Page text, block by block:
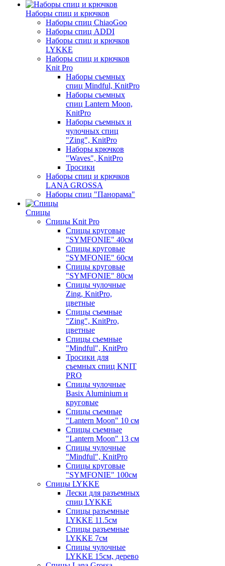
Наборы спиц и крючков
Наборы спиц ChiaoGoo
Наборы спиц ADDI
Наборы спиц и крючков
LYKKE
Наборы спиц и крючков
Knit Pro
Наборы съемных
спиц Mindful, KnitPro
Наборы съемных
спиц Lantern Moon,
KnitPro
Наборы съемных и
чулочных спиц
"Zing", KnitPro
Наборы крючков
"Waves", KnitPro
Тросики
Наборы спиц и крючков
LANA GROSSA
Наборы спиц "Панорама"
Спицы
Спицы Knit Pro
Спицы круговые
"SYMFONIE" 40см
Спицы круговые
"SYMFONIE" 60см
Спицы круговые
"SYMFONIE" 80см
Спицы чулочные
Zing, KnitPro,
цветные
Спицы съемные
"Zing", KnitPro,
цветные
Спицы съемные
"Mindful", KnitPro
Тросики для
съемных спиц KNIT
PRO
Спицы чулочные
Basix Aluminium и
круговые
Спицы съемные
"Lantern Moon" 10 см
Спицы съемные
"Lantern Moon" 13 см
Спицы чулочные
"Mindful", KnitPro
Спицы круговые
"SYMFONIE" 100см
Спицы LYKKE
Лески для разъемных
спиц LYKKE
Спицы разъемные
LYKKE 11.5см
Спицы разъемные
LYKKE 7см
Спицы чулочные
LYKKE 15см, дерево